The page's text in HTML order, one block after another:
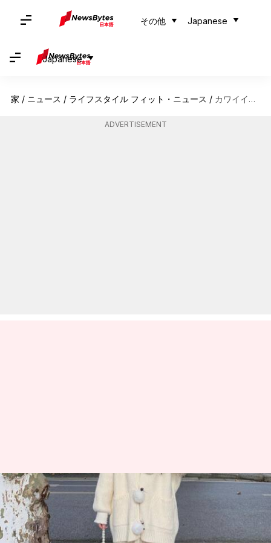
その他 Japanese
Japanese
家 / ニュース / ライフスタイル フィット・ニュース / カワイイニットが日本のファッションストリートを席巻中
ADVERTISEMENT
カワイイニットが日本のファッ
ションストリートを席巻中
著者 Keito Komeda Jun 30, 2026 05:12 am